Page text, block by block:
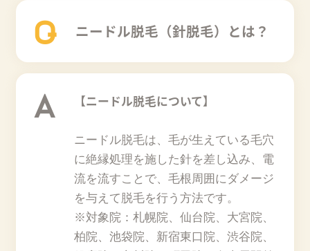
Q ニードル脱毛（針脱毛）とは？
A 【ニードル脱毛について】
ニードル脱毛は、毛が生えている毛穴
に絶縁処理を施した針を差し込み、電
流を流すことで、毛根周囲にダメージ
を与えて脱毛を行う方法です。
※対象院：札幌院、仙台院、大宮院、
柏院、池袋院、新宿東口院、渋谷院、